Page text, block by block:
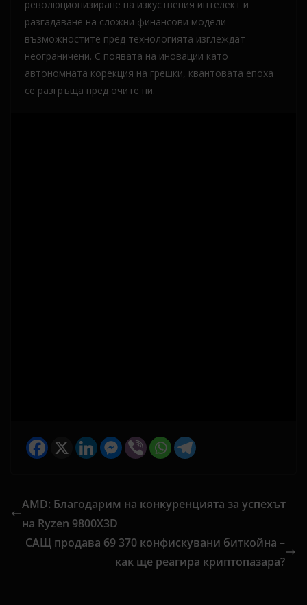
революционизиране на изкуствения интелект и
разгадаване на сложни финансови модели –
възможностите пред технологията изглеждат
неограничени. С появата на иновации като
автономната корекция на грешки, квантовата епоха
се разгръща пред очите ни.
AMD: Благодарим на конкуренцията за успехът
на Ryzen 9800X3D
САЩ продава 69 370 конфискувани биткойна –
как ще реагира криптопазара?